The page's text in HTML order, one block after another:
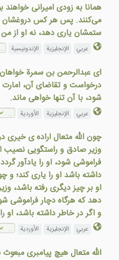
همانا به زودی امیرانی
می‌کنند. پس هر کس دروغشان
ستمشان یاری دهد، نه او از
عربي الإنجليزية الإندونيسية
ای عبدالرحمن بن سمرة خواهان
درخواست و تقاضای آن، امارت
شود، با آن تنها خواهی ماند.
عربي الإنجليزية الأوردية
چون الله متعال اراده ی خیری
وزیر صادق و راستگویی نصیب
فراموشی شود، او را یادآور
داشته باشد او را یاری کند؛ و
او بر چیز دیگری رفته باشد،
دهد که هرگاه دچار فراموشی
و اگر در خاطر داشته باشد، او
عربي الإنجليزية الأوردية
الله متعال هيچ پيامبری